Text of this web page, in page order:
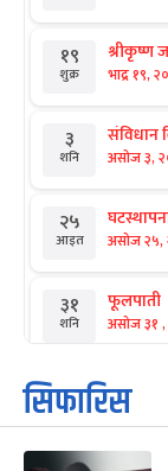
१९
शुक्र
श्रीकृष्ण
भाद्र १९,
३
शनि
संविधान
असोज ३,
२५
आइत असोज २५,
३१
शनि
फूलपाती
असोज ३१
१
आइत
कार्तिक
कार्तिक १,
सिफारिस